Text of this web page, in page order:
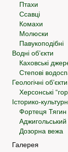
Птахи
Ссавці
Комахи
Молюски
Павукоподібні
Водні об’єкти
Каховські
Степові
Геологічні об’єкти
Херсонські
Історико-
Фортеця Тягин
Дозорна вежа
Галерея